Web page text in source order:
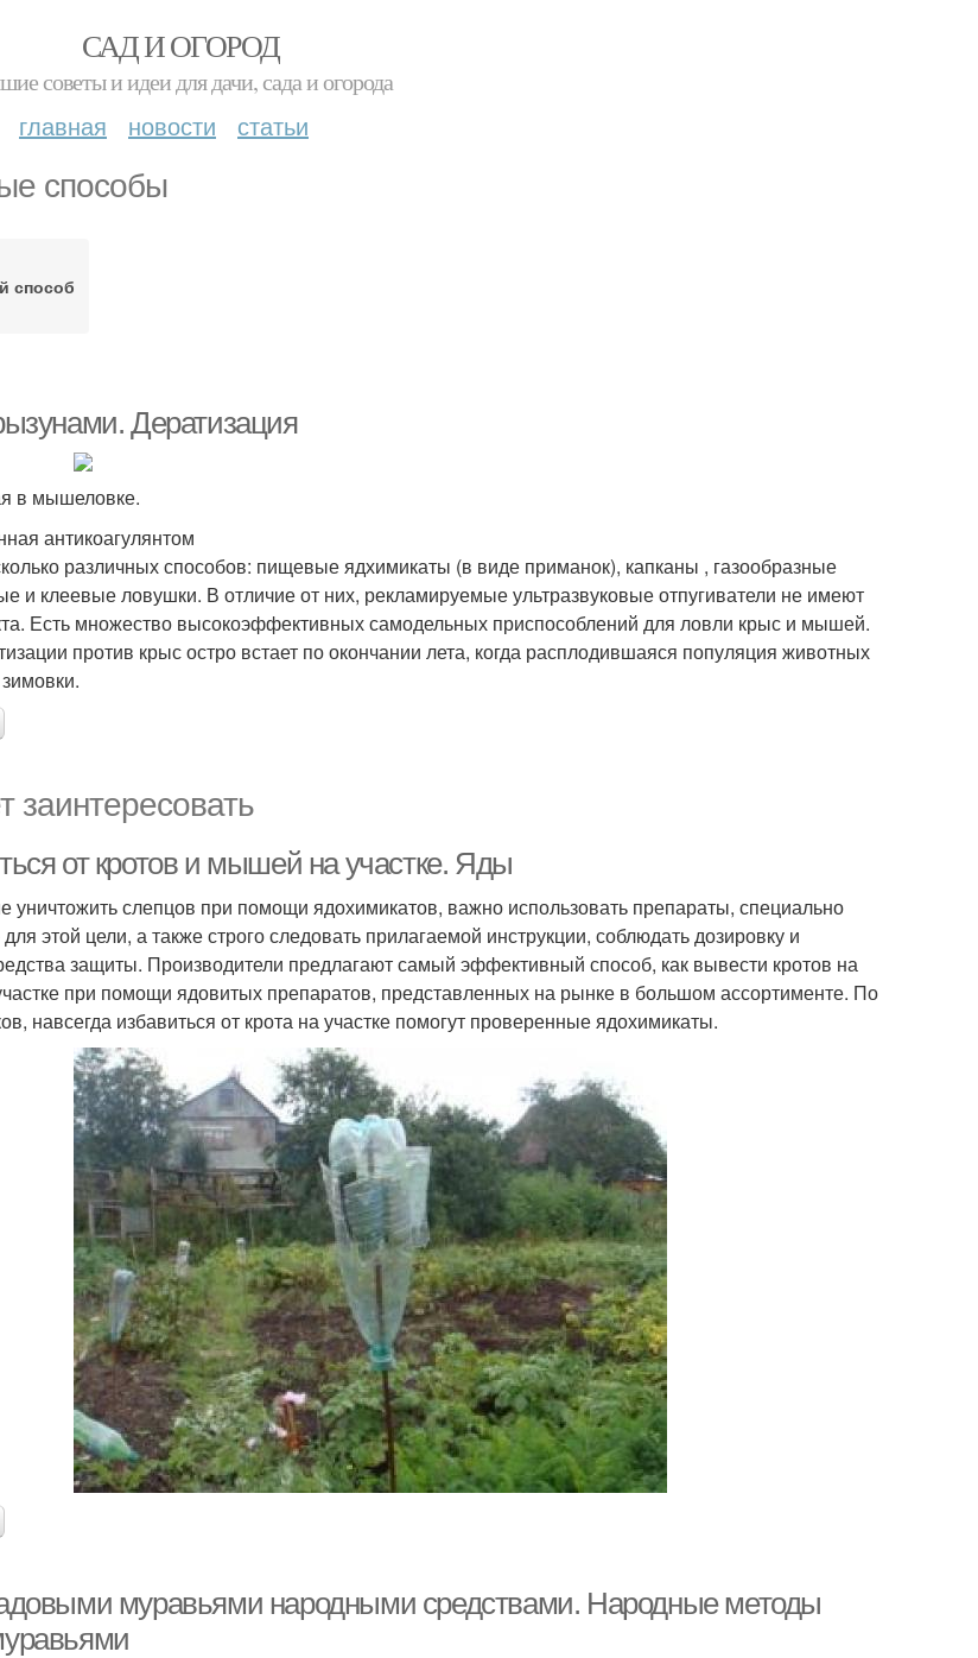
САД И ОГОРОД
советы и идеи для дачи, сада и огорода
главная новости статьи
способы
способ
Дератизация
в мышеловке.
антикоагулянтом
различных способов: пищевые ядхимикаты (в виде приманок), капканы , газообразные
и клеевые ловушки. В отличие от них, рекламируемые ультразвуковые отпугиватели не имеют
Есть множество высокоэффективных самодельных приспособлений для ловли крыс и мышей.
против крыс остро встает по окончании лета, когда расплодившаяся популяция животных
заинтересовать
от кротов и мышей на участке. Яды
уничтожить слепцов при помощи ядохимикатов, важно использовать препараты, специально
этой цели, а также строго следовать прилагаемой инструкции, соблюдать дозировку и
защиты. Производители предлагают самый эффективный способ, как вывести кротов на
при помощи ядовитых препаратов, представленных на рынке в большом ассортименте. По
навсегда избавиться от крота на участке помогут проверенные ядохимикаты.
муравьями народными средствами. Народные методы